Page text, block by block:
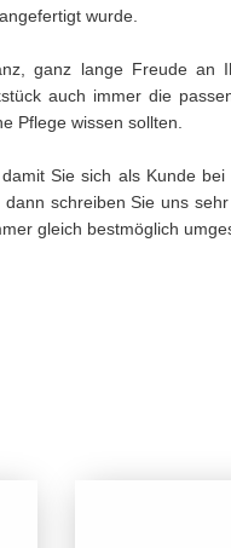
wurde.
ganz lange Freude an
auch immer die
Pflege wissen sollten.
Sie sich als Kunde
schreiben Sie uns
gleich bestmöglich